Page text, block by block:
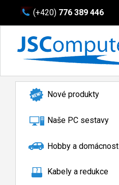
(+420) 776 389 446
Nové produkty
Naše PC sestavy
Hobby a domácnost
Kabely a redukce